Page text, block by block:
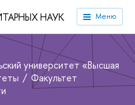
НАУК Меню
университет «Высшая
Факультет